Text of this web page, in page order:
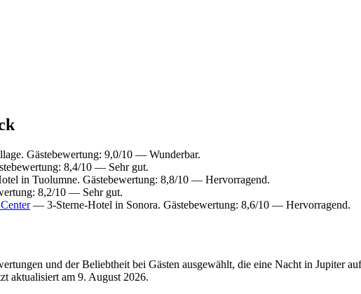
Gästebewertung: 9,0/10 — Wunderbar.
8,4/10 — Sehr gut.
in Tuolumne. Gästebewertung: 8,8/10 — Hervorragend.
8,2/10 — Sehr gut.
— 3-Sterne-Hotel in Sonora. Gästebewertung: 8,6/10 — Hervorragend.
und der Beliebtheit bei Gästen ausgewählt, die eine Nacht in Jupiter
aktualisiert am 9. August 2026.